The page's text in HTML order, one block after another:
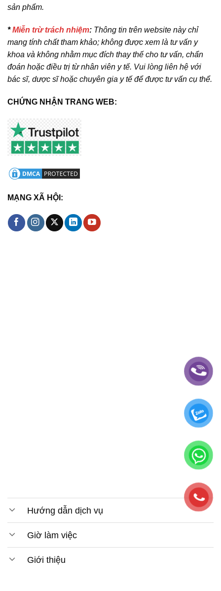
sản phẩm.
*Miễn trừ trách nhiệm: Thông tin trên website này chỉ
mang tính chất tham khảo; không được xem là tư vấn y
khoa và không nhằm mục đích thay thế cho tư vấn, chẩn
đoán hoặc điều trị từ nhân viên y tế. Vui lòng liên hệ với
bác sĩ, dược sĩ hoặc chuyên gia y tế để được tư vấn cụ thể.
CHỨNG NHẬN TRANG WEB:
MẠNG XÃ HỘI:
Hướng dẫn dịch vụ
Giờ làm việc
Giới thiệu